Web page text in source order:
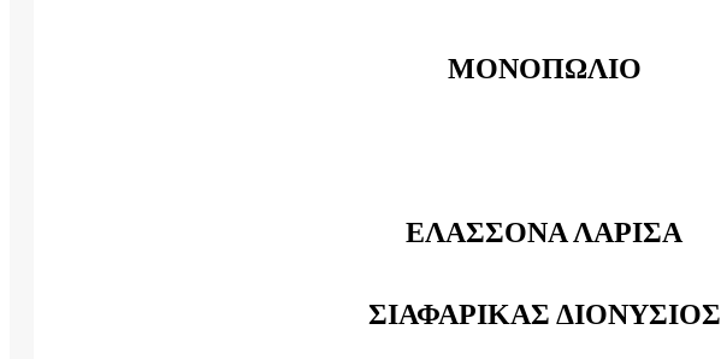
ΜΟΝΟΠΩΛΙΟ
ΕΛΑΣΣΟΝΑ ΛΑΡΙΣΑ
ΣΙΑΦΑΡΙΚΑΣ ΔΙΟΝΥΣΙΟΣ